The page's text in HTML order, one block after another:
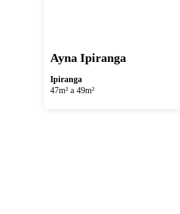
Ayna Ipiranga
Ipiranga
47m² a 49m²